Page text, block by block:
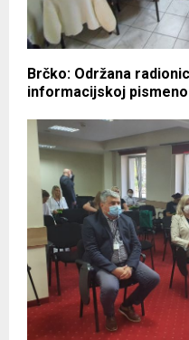
Brčko: Održana
informacijskoj